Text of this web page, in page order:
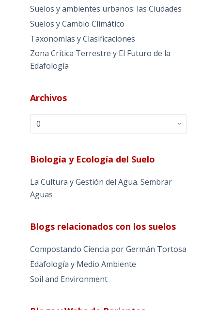
Suelos y ambientes urbanos: las Ciudades
Suelos y Cambio Climático
Taxonomías y Clasificaciones
Zona Crítica Terrestre y El Futuro de la
Edafología
Archivos
Archivos
Biología y Ecología del Suelo
La Cultura y Gestión del Agua. Sembrar
Aguas
Blogs relacionados con los suelos
Compostando Ciencia por Germán Tortosa
Edafología y Medio Ambiente
Soil and Environment